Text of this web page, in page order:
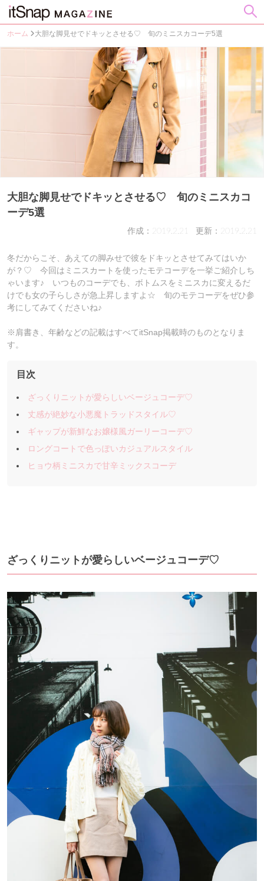
ホーム 大胆な脚見せでドキッとさせる♡ 旬のミニスカコーデ5選
大胆な脚見せでドキッとさせる♡ 旬のミニスカコ
ーデ5選
作成：2019.2.21 更新：2019.2.21
冬だからこそ、あえての脚みせで彼をドキッとさせてみてはいか
が？♡ 今回はミニスカートを使ったモテコーデを一挙ご紹介しち
ゃいます♪ いつものコーデでも、ボトムスをミニスカに変えるだ
けでも女の子らしさが急上昇しますよ☆ 旬のモテコーデをぜひ参
考にしてみてくださいね♪
※肩書き、年齢などの記載はすべてitSnap掲載時のものとなりま
す。
目次
ざっくりニットが愛らしいベージュコーデ♡
丈感が絶妙な小悪魔トラッドスタイル♡
ギャップが新鮮なお嬢様風ガーリーコーデ♡
ロングコートで色っぽいカジュアルスタイル
ヒョウ柄ミニスカで甘辛ミックスコーデ
ざっくりニットが愛らしいベージュコーデ♡